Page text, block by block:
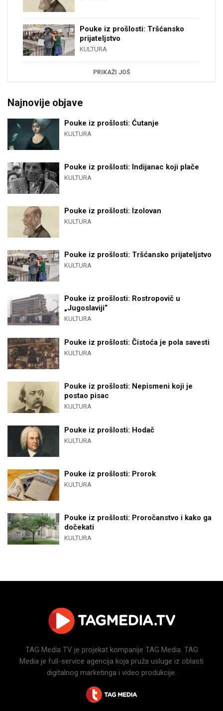
Pouke iz prošlosti: Tršćansko
prijateljstvo
KULTURA
PRIKAŽI JOŠ
Najnovije objave
Pouke iz prošlosti: Ćutanje
KULTURA
Pouke iz prošlosti: Indijanac koji plače
KULTURA
Pouke iz prošlosti: Izolovan
KULTURA
Pouke iz prošlosti: Tršćansko prijateljstvo
KULTURA
Pouke iz prošlosti: Rostropovič u
„Jugoslaviji“
KULTURA
Pouke iz prošlosti: Čistoća je pola savesti
KULTURA
Pouke iz prošlosti: Nepismeni koji je
postao pisac
KULTURA
Pouke iz prošlosti: Hodač
KULTURA
Pouke iz prošlosti: Prorok
KULTURA
Pouke iz prošlosti: Proročanstvo i kako ga
dočekati
KULTURA
TAG Media TV je projekat kompanije TAG Media. TAG
Media je full-service agencija koja pruža usluge iz oblasti
digitalnog marketinga i video produkcije.